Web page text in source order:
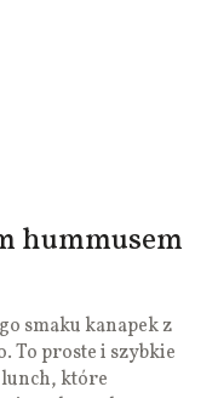
hummusem
smaku kanapek z
To proste i szybkie
lunch, które